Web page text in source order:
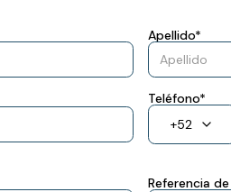
Apellido*
Teléfono*
+52
Referencia